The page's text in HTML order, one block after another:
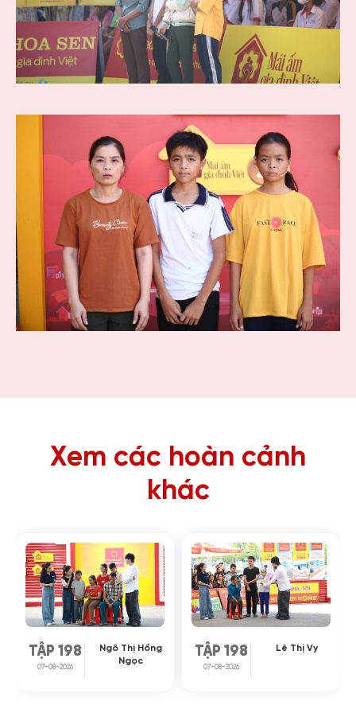
Xem các hoàn cảnh
khác
TẬP 198
07-08-2026
Ngô Thị Hồng
Ngọc
TẬP 198
07-08-2026
Lê Thị Vy